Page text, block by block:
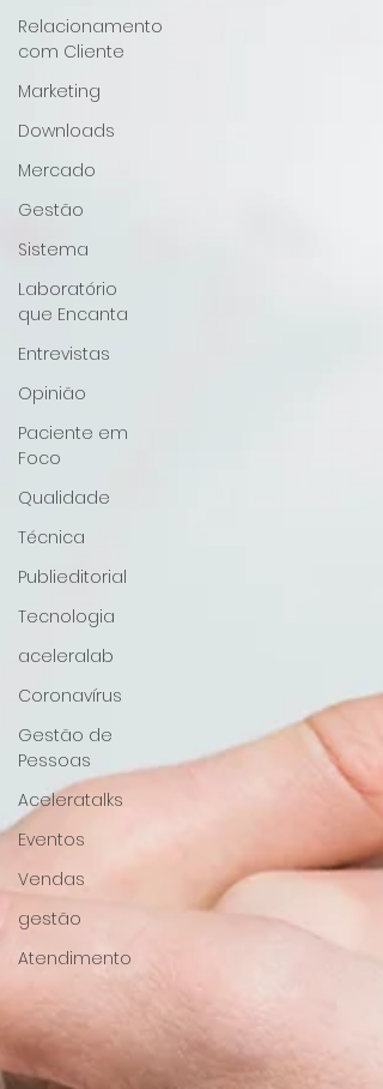
Relacionamento
com Cliente
Marketing
Downloads
Mercado
Gestão
Sistema
Laboratório
que Encanta
Entrevistas
Opinião
Paciente em
Foco
Qualidade
Técnica
Publieditorial
Tecnologia
aceleralab
Coronavírus
Gestão de
Pessoas
Aceleratalks
Eventos
Vendas
gestão
Atendimento